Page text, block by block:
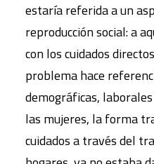
estaría referida a un
reproducción social: a
con los cuidados
problema hace
demográficas,
las mujeres, la forma
cuidados a través del